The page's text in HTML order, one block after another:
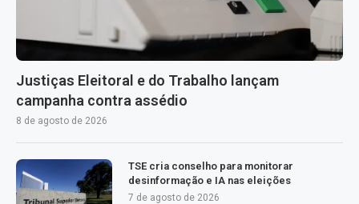
Justiças Eleitoral e do Trabalho lançam
campanha contra assédio
8 de agosto de 2026
TSE cria conselho para monitorar
desinformação e IA nas eleições
7 de agosto de 2026